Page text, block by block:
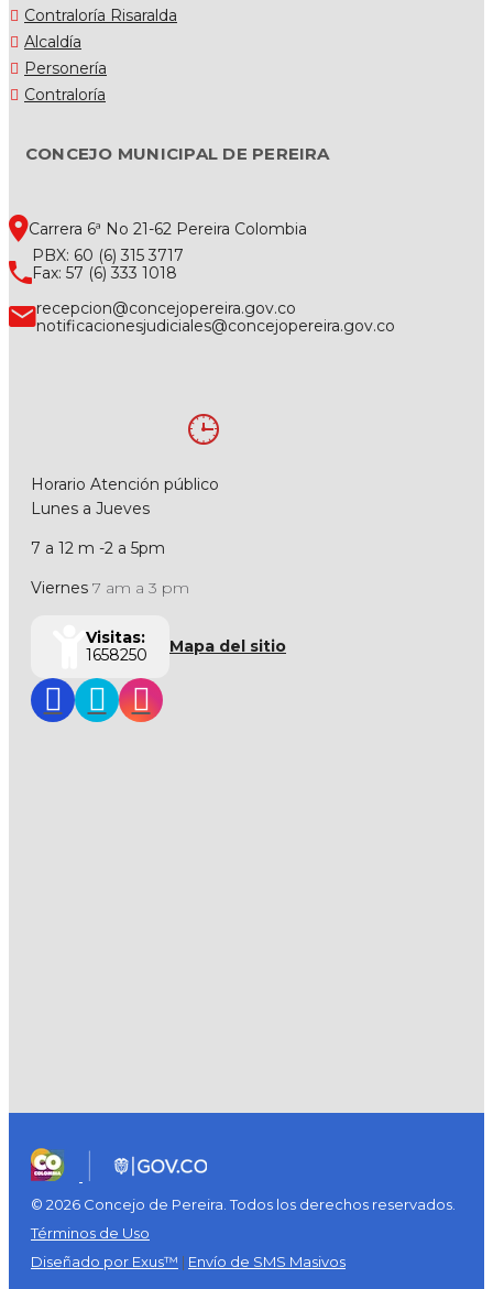
Contraloría Risaralda
Alcaldía
Personería
Contraloría
CONCEJO MUNICIPAL DE PEREIRA
Carrera 6ª No 21-62 Pereira Colombia
PBX: 60 (6) 315 3717
Fax: 57 (6) 333 1018
recepcion@concejopereira.gov.co
notificacionesjudiciales@concejopereira.gov.co
Horario Atención público
Lunes a Jueves
7 a 12 m -2 a 5pm
Viernes 7 am a 3 pm
Visitas:
1658250
Mapa del sitio
© 2026 Concejo de Pereira. Todos los derechos reservados.
Términos de Uso
Diseñado por Exus™ | Envío de SMS Masivos